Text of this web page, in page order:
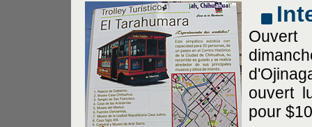
ouvert
pour